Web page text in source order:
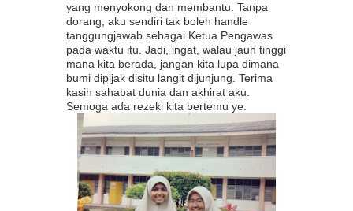
yang menyokong dan membantu. Tanpa
dorang, aku sendiri tak boleh handle
tanggungjawab sebagai Ketua Pengawas
pada waktu itu. Jadi, ingat, walau jauh tinggi
mana kita berada, jangan kita lupa dimana
bumi dipijak disitu langit dijunjung. Terima
kasih sahabat dunia dan akhirat aku.
Semoga ada rezeki kita bertemu ye.